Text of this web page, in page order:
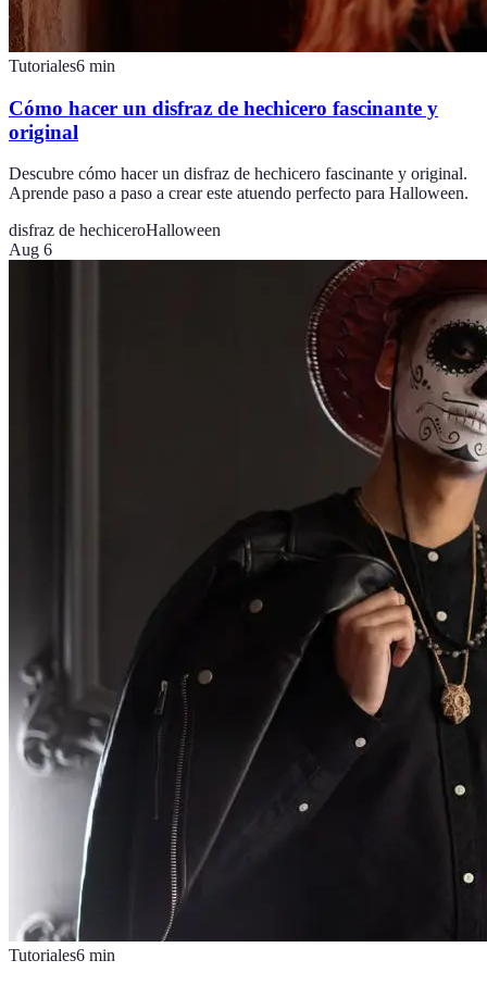
Tutoriales6 min
Cómo hacer un disfraz de hechicero fascinante y
original
Descubre cómo hacer un disfraz de hechicero fascinante y original.
Aprende paso a paso a crear este atuendo perfecto para Halloween.
disfraz de hechiceroHalloween
Aug 6
Tutoriales6 min